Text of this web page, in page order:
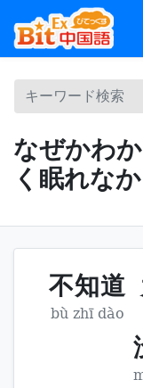
なぜかわ
く眠れな
不知道
bù zhī dào